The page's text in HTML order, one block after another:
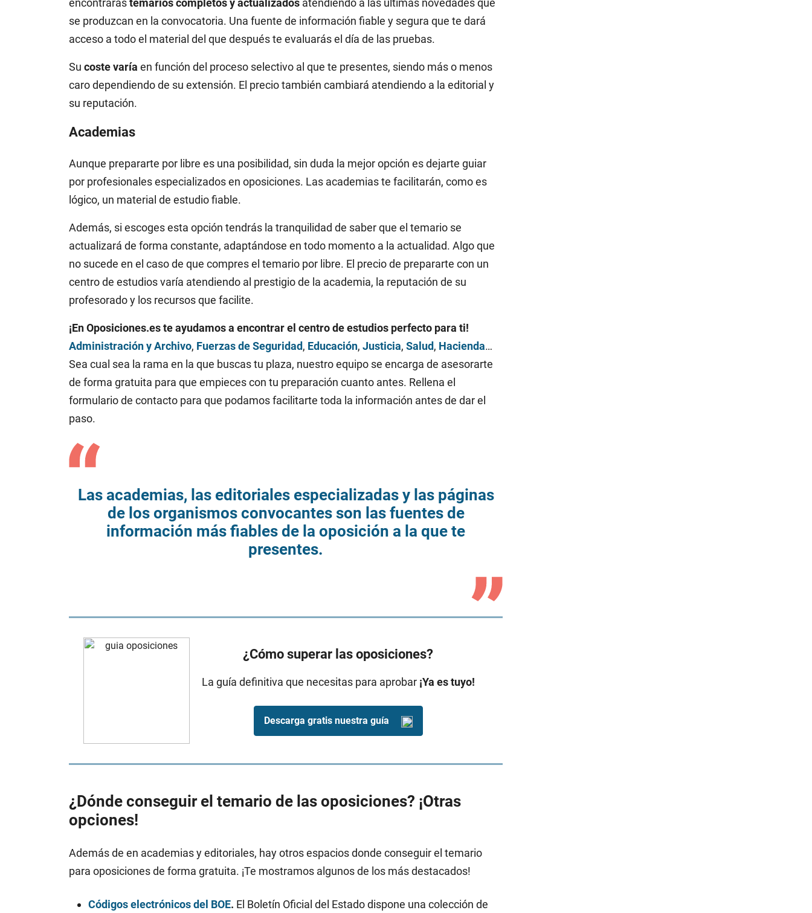
encontrarástemarios completos y actualizados atendiendo a las últimas novedades que
se produzcan en la convocatoria. Una fuente de información fiable y segura que te dará
acceso a todo el material del que después te evaluarás el día de las pruebas.
Su coste varía en función del proceso selectivo al que te presentes, siendo más o menos
caro dependiendo de su extensión. El precio también cambiará atendiendo a la editorial y
su reputación.
Academias
Aunque prepararte por libre es una posibilidad, sin duda la mejor opción es dejarte guiar
por profesionales especializados en oposiciones. Las academias te facilitarán, como es
lógico, un material de estudio fiable.
Además, si escoges esta opción tendrás la tranquilidad de saber que el temario se
actualizará de forma constante, adaptándose en todo momento a la actualidad. Algo que
no sucede en el caso de que compres el temario por libre. El precio de prepararte con un
centro de estudios varía atendiendo al prestigio de la academia, la reputación de su
profesorado y los recursos que facilite.
¡En Oposiciones.es te ayudamos a encontrar el centro de estudios perfecto para ti!
Administración y Archivo, Fuerzas de Seguridad, Educación, Justicia, Salud, Hacienda…
Sea cual sea la rama en la que buscas tu plaza, nuestro equipo se encarga de asesorarte
de forma gratuita para que empieces con tu preparación cuanto antes. Rellena el
formulario de contacto para que podamos facilitarte toda la información antes de dar el
paso.
Las academias, las editoriales especializadas y las páginas
de los organismos convocantes son las fuentes de
información más fiables de la oposición a la que te
presentes.
¿Cómo superar las oposiciones?
La guía definitiva que necesitas para aprobar ¡Ya es tuyo!
Descarga gratis nuestra guía
¿Dónde conseguir el temario de las oposiciones? ¡Otras
opciones!
Además de en academias y editoriales, hay otros espacios donde conseguir el temario
para oposiciones de forma gratuita. ¡Te mostramos algunos de los más destacados!
Códigos electrónicos del BOE. El Boletín Oficial del Estado dispone una colección de